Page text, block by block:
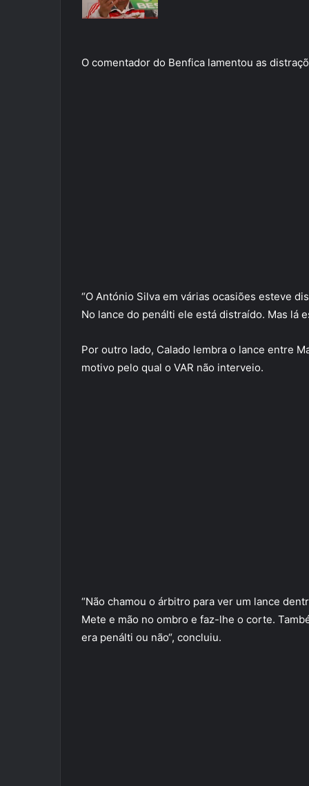
O comentador do Benfica lamentou as
“O António Silva em várias ocasiões esteve
No lance do penálti ele está distraído. Mas lá
Por outro lado, Calado lembra o lance entre
motivo pelo qual o VAR não interveio.
“Não chamou o árbitro para ver um lance
Mete e mão no ombro e faz-lhe o corte.
era penálti ou não“, concluiu.